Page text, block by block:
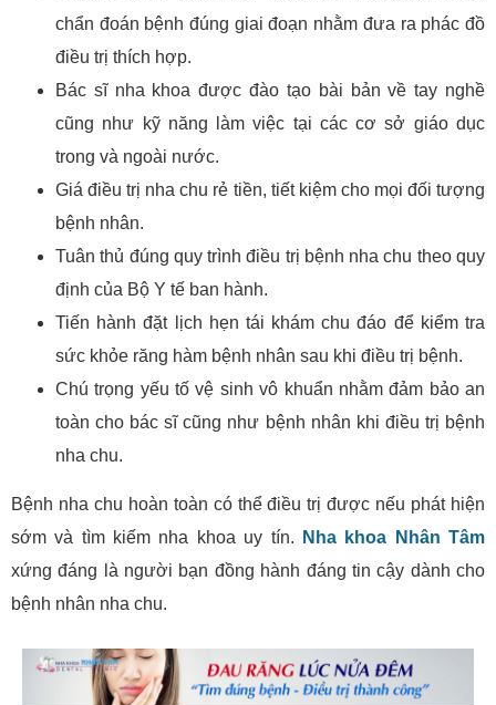
chẩn đoán bệnh đúng giai đoạn nhằm đưa ra phác đồ
điều trị thích hợp.
Bác sĩ nha khoa được đào tạo bài bản về tay nghề
cũng như kỹ năng làm việc tại các cơ sở giáo dục
trong và ngoài nước.
Giá điều trị nha chu rẻ tiền, tiết kiệm cho mọi đối tượng
bệnh nhân.
Tuân thủ đúng quy trình điều trị bệnh nha chu theo quy
định của Bộ Y tế ban hành.
Tiến hành đặt lịch hẹn tái khám chu đáo để kiểm tra
sức khỏe răng hàm bệnh nhân sau khi điều trị bệnh.
Chú trọng yếu tố vệ sinh vô khuẩn nhằm đảm bảo an
toàn cho bác sĩ cũng như bệnh nhân khi điều trị bệnh
nha chu.
Bệnh nha chu hoàn toàn có thể điều trị được nếu phát hiện
sớm và tìm kiếm nha khoa uy tín.
Nha khoa Nhân Tâm
xứng đáng là người bạn đồng hành đáng tin cậy dành cho
bệnh nhân nha chu.